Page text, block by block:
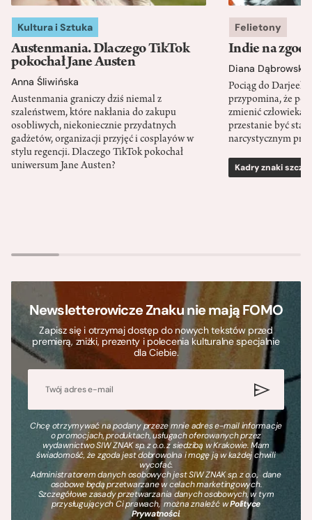
Kultura i Sztuka
Austenmania. Dlaczego TikTok
pokochał Jane Austen
Anna Śliwińska
Austenmania graniczy dziś niemal z
szaleństwem, które nakłania do zakupu
osobliwych, niekoniecznie przydatnych
gadżetów, organizacji przyjęć i cosplayów w
stylu regencji. Dlaczego TikTok pokochał
uniwersum Jane Austen?
Felietony
Indie na
Diana Dąbrowska
Pociąg do
przypomina, że
zmienić człowieka
przestanie być
narcystycznym
Kadry znaki
Newsletterowicze Znaku nie mają FOMO
Zapisz się i otrzymaj dostęp do nowych tekstów przed
premierą, zniżki, prezenty i polecenia kulturalne specjalnie
dla Ciebie.
Chcę otrzymywać na podany przeze mnie adres e-mail informacje
o promocjach, produktach, usługach oferowanych przez
wydawnictwo SIW ZNAK sp. z o.o. z siedzibą w Krakowie. Mam
świadomość, że zgoda jest dobrowolna i mogę ją w każdej chwili
wycofać.
Administratorem danych osobowych jest SIW ZNAK sp. z o.o., dane
osobowe będą przetwarzane w celach marketingowych.
Szczegółowe zasady przetwarzania danych osobowych, w tym
przysługujących Ci prawach, można znaleźć wPolityce
Prywatności.